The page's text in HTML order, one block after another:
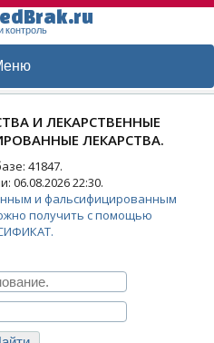
контроль
И ЛЕКАРСТВЕННЫЕ
ЛЕКАРСТВА.
41847.
22:30.
и фальсифицированным
получить с помощью